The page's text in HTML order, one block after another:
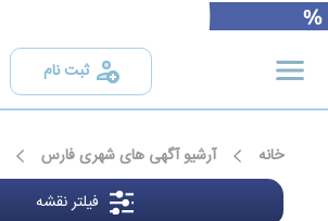
ثبت نام
خانه آرشیو آگهی های شهری فارس
فیلتر نقشه